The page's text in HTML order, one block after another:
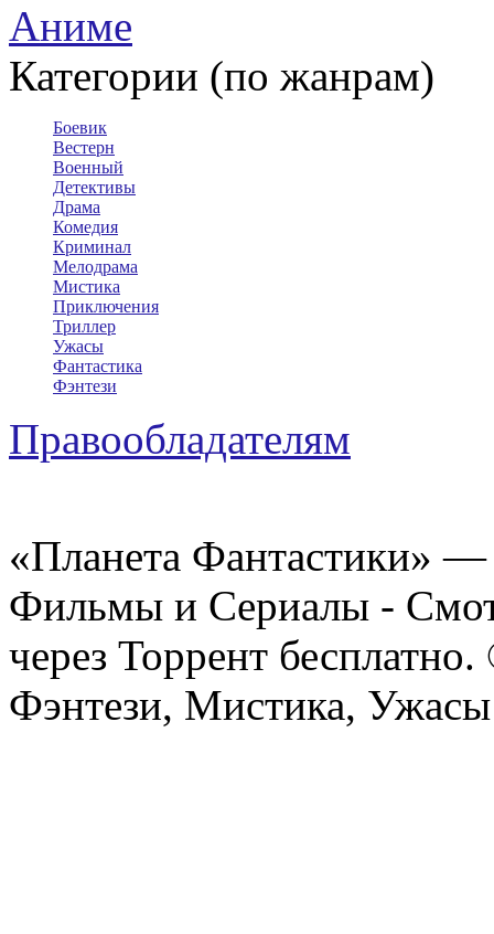
Аниме
Категории (по жанрам)
Боевик
Вестерн
Военный
Детективы
Драма
Комедия
Криминал
Мелодрама
Мистика
Приключения
Триллер
Ужасы
Фантастика
Фэнтези
Правообладателям
«Планета Фантастики»
Фильмы и Сериалы -
через Торрент
Фэнтези, Мистика,